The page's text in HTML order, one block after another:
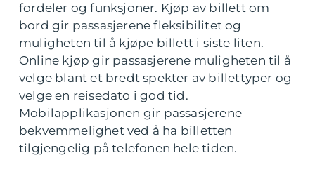
fordeler og funksjoner. Kjøp av billett om
bord gir passasjerene fleksibilitet og
muligheten til å kjøpe billett i siste liten.
Online kjøp gir passasjerene muligheten til å
velge blant et bredt spekter av billettyper og
velge en reisedato i god tid.
Mobilapplikasjonen gir passasjerene
bekvemmelighet ved å ha billetten
tilgjengelig på telefonen hele tiden.